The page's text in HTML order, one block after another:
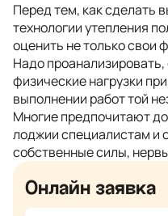
Перед тем, как сделать
технологии утепления
оценить не только свои
Надо
физические нагрузки
выполнении работ той
Многие предпочитают
лоджии специалистам и
собственные силы,
Онлайн заявка